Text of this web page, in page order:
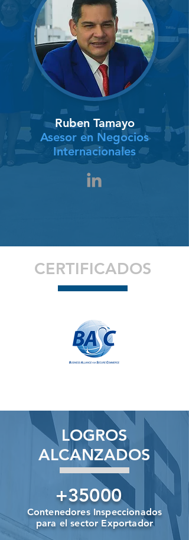
Ruben Tamayo
Asesor en Negocios
Internacionales
CERTIFICADOS
LOGROS
ALCANZADOS
+35000
Contenedores Inspeccionados
para el sector Exportador